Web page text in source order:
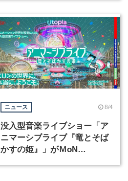
ニュース 8/4
没入型音楽ライブショー「ア
ニマーシブライブ『竜とそば
かすの姫』」がＭoN